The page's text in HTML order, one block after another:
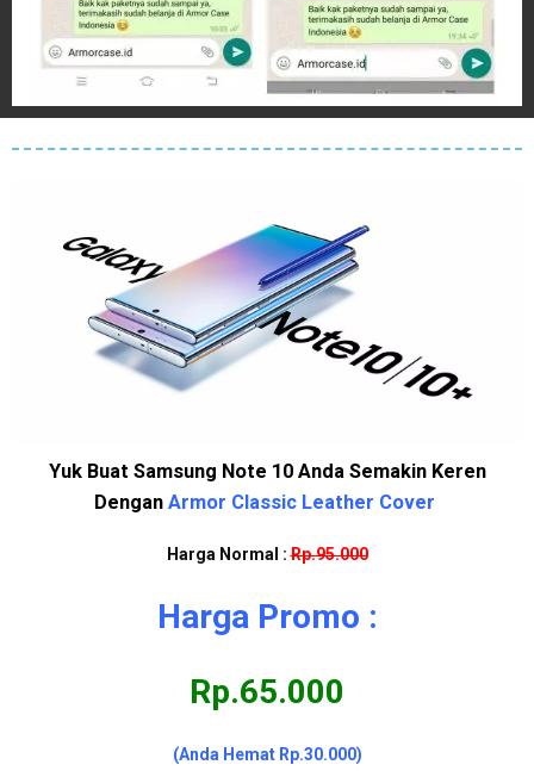
Yuk Buat Samsung Note 10 Anda Semakin Keren
Dengan Armor Classic Leather Cover
Harga Normal :Rp.95.000
Harga Promo :
Rp.65.000
(Anda Hemat Rp.30.000)